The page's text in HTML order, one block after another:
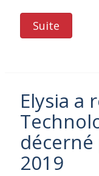
Suite
Elysia a
2019